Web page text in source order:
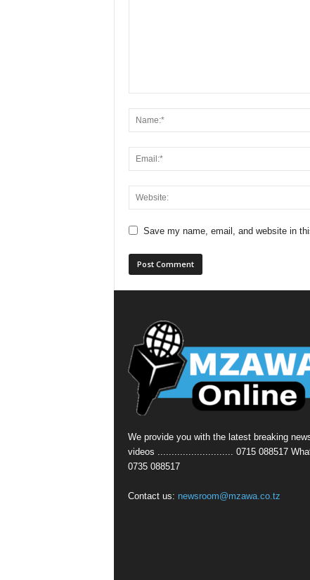
Save my name, email, and website in
We provide you with the latest breaking
videos ........................... 0715 088517
0735 088517
Contact us: newsroom@mzawa.co.tz